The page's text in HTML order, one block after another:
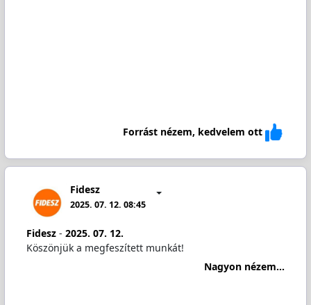
Forrást nézem, kedvelem ott
Fidesz
2025. 07. 12. 08:45
Fidesz- 2025. 07. 12.
Köszönjük a megfeszített munkát!
Nagyon nézem...